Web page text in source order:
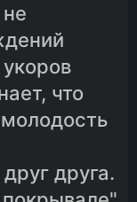
что
друга.